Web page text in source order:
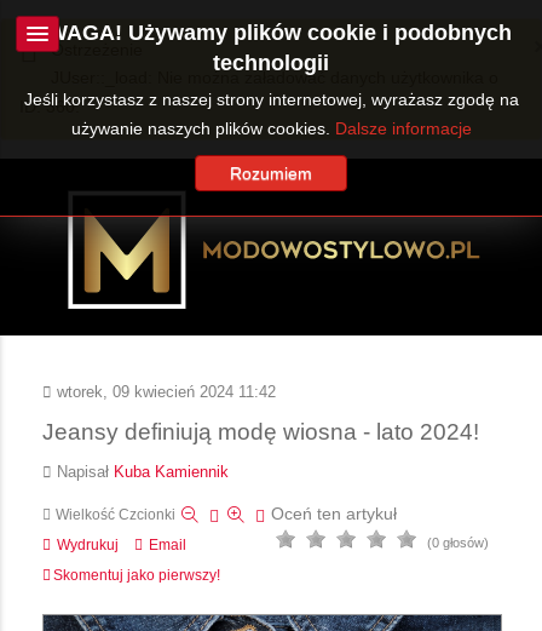
Ostrzeżenie
JUser::_load: Nie można załadować danych użytkownika o
ID: 360.
wtorek, 09 kwiecień 2024 11:42
Jeansy definiują modę wiosna - lato 2024!
Napisał Kuba Kamiennik
Wielkość Czcionki
Wydrukuj
Email
Skomentuj jako pierwszy!
Oceń ten artykuł
(0 głosów)
UWAGA! Używamy plików cookie i podobnych
technologii
Jeśli korzystasz z naszej strony internetowej, wyrażasz zgodę na
używanie naszych plików cookies. Dalsze informacje
Rozumiem